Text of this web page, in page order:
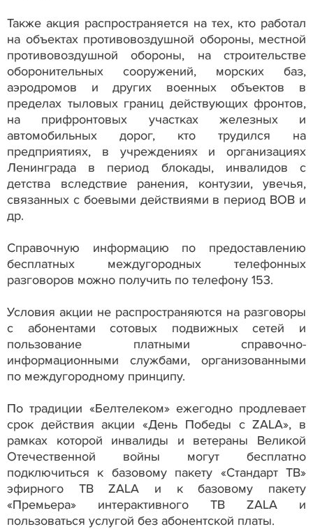
Также акция распространяется на тех, кто работал
на объектах противовоздушной обороны, местной
противовоздушной обороны, на строительстве
оборонительных сооружений, морских баз,
аэродромов и других военных объектов в
пределах тыловых границ действующих фронтов,
на прифронтовых участках железных и
автомобильных дорог, кто трудился на
предприятиях, в учреждениях и организациях
Ленинграда в период блокады, инвалидов с
детства вследствие ранения, контузии, увечья,
связанных с боевыми действиями в период ВОВ и
др.
Справочную информацию по предоставлению
бесплатных междугородных телефонных
разговоров можно получить по телефону 153.
Условия акции не распространяются на разговоры
с абонентами сотовых подвижных сетей и
пользование платными справочно-
информационными службами, организованными
по междугородному принципу.
По традиции «Белтелеком» ежегодно продлевает
срок действия акции «День Победы с ZALA», в
рамках которой инвалиды и ветераны Великой
Отечественной войны могут бесплатно
подключиться к базовому пакету «Стандарт ТВ»
эфирного ТВ ZALA и к базовому пакету
«Премьера» интерактивного ТВ ZALA и
пользоваться услугой без абонентской платы.